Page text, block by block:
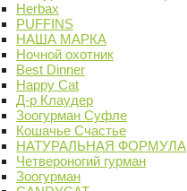
Herbax
PUFFINS
НАША МАРКА
Ночной охотник
Best Dinner
Happy Cat
Д-р Клаудер
Зоогурман Суфле
Кошачье Счастье
НАТУРАЛЬНАЯ ФОРМУЛА
Четвероногий гурман
Зоогурман